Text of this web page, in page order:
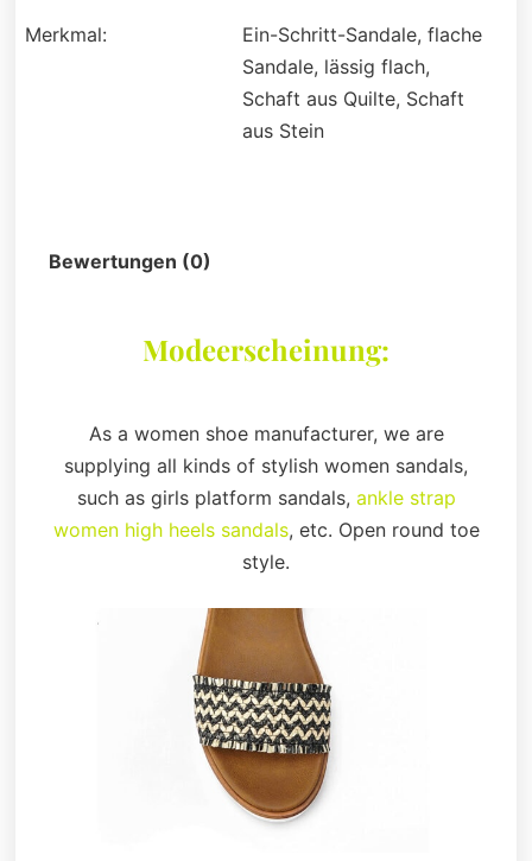
Merkmal:
Ein-Schritt-Sandale, flache
Sandale, lässig flach,
Schaft aus Quilte, Schaft
aus Stein
Bewertungen (0)
Modeerscheinung:
As a women shoe manufacturer, we are
supplying all kinds of stylish women sandals,
such as girls platform sandals, ankle strap
women high heels sandals, etc. Open round toe
style.